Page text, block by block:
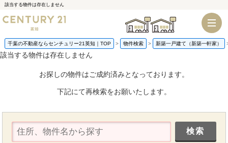
該当する物件は存在しません
千葉店 船橋店
千葉の不動産ならセンチュリー21英知｜TOP 物件検索 新築一戸建て（新築一軒家）
該当する物件は存在しません
お探しの物件はご成約済みとなっております。
下記にて再検索をお願いたします。